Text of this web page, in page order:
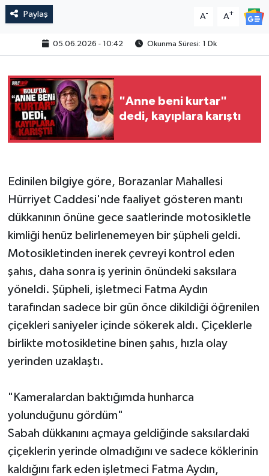
Paylaş A- A+
05.06.2026 - 10:42 Okunma Süresi: 1 Dk
"Anne beni kurtar"
dedi, kayıplara karıştı
Edinilen bilgiye göre, Borazanlar Mahallesi
Hürriyet Caddesi'nde faaliyet gösteren mantı
dükkanının önüne gece saatlerinde motosikletle
kimliği henüz belirlenemeyen bir şüpheli geldi.
Motosikletinden inerek çevreyi kontrol eden
şahıs, daha sonra iş yerinin önündeki saksılara
yöneldi. Şüpheli, işletmeci Fatma Aydın
tarafından sadece bir gün önce dikildiği öğrenilen
çiçekleri saniyeler içinde sökerek aldı. Çiçeklerle
birlikte motosikletine binen şahıs, hızla olay
yerinden uzaklaştı.
"Kameralardan baktığımda hunharca
yolunduğunu gördüm"
Sabah dükkanını açmaya geldiğinde saksılardaki
çiçeklerin yerinde olmadığını ve sadece köklerinin
kaldığını fark eden işletmeci Fatma Aydın,